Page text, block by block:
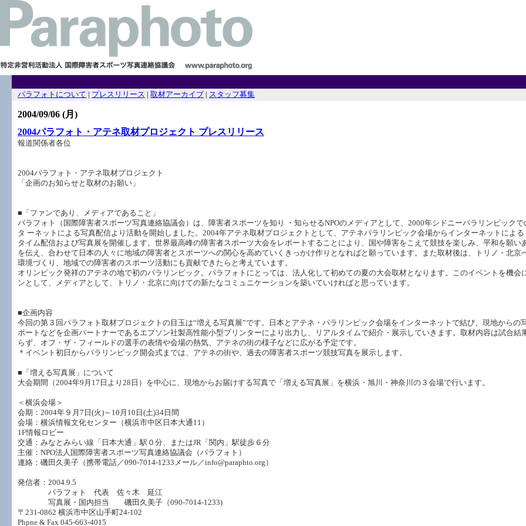
パラフォトについて
プレスリリース 取材アーカイブ スタッフ募集
2004/09/06 (月)
2004パラフォト・アテネ取材プロジェクト プレスリリース
報道関係者各位
2004パラフォト・アテネ取材プロジェクト
「企画のお知らせと取材のお願い」
■「ファンであり、メディアであること」
パラフォト（国際障害者スポーツ写真連絡協議会）は、障害者スポーツを知り ・知らせるNPOのメディアとして、2000年シドニーパラリンピックで
タ ーネットによる写真配信より活動を開始しました。2004年アテネ取材プロジェクトとして、アテネパラリンピック会場からインターネットによる
タイム配信および写真展を開催します。世界最高峰の障害者スポーツ大会をレポートすることにより、国や障害をこえて競技を楽しみ、平和を願い
を伝え、合わせて日本の人々に地域の障害者とスポーツへの関心を高めていくきっかけ作りとなればと願っています。また取材後は、トリノ・北京
環境づくり、地域での障害者のスポーツ活動にも貢献できたらと考えています。
オリンピック発祥のアテネの地で初のパラリンピック。パラフォトにとっては、法人化して初めての夏の大会取材となります。このイベントを機会
ンとして、メディアとして、トリノ・北京に向けての新たなコミュニケーションを築いていければと思っています。
■企画内容
今回の第３回パラフォト取材プロジェクトの目玉は“増える写真展”です。日本とアテネ・パラリンピック会場をインターネットで結び、現地からの
ポートなどを企画パートナーであるエプソン社製高性能小型プリンターにより出力し、リアルタイムで紹介・展示していきます。取材内容は試合結
らず、オフ・ザ・フィールドの選手の表情や会場の熱気、アテネの街の様子などに広がる予定です。
＊イベント初日からパラリンピック開会式までは、アテネの街や、過去の障害者スポーツ競技写真を展示します。
■「増える写真展」について
大会期間（2004年9月17日より28日）を中心に、現地からお届けする写真で「増える写真展」を横浜・旭川・神奈川の３会場で行います。
＜横浜会場＞
会期：2004年９月7日(火)～10月10日(土)34日間
会場：横浜情報文化センター（横浜市中区日本大通11）
1F情報ロビー
交通：みなとみらい線「日本大通」駅０分、またはJR「関内」駅徒歩６分
主催：NPO法人国際障害者スポーツ写真連絡協議会（パラフォト）
連絡：磯田久美子（携帯電話／090-7014-1233メール／info@paraphto.org）
発信者：2004.9.5
パラフォト 代表 佐々木 延江
写真展・国内担当 磯田久美子（090-7014-1233)
〒231-0862 横浜市中区山手町24-102
Phpne & Fax 045-663-4015